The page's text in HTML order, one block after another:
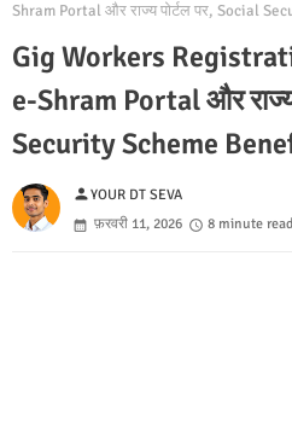
Shram Portal और राज्य पोर्टल पर, Social
Gig Workers
e-Shram Portal और
Security Scheme
personYOUR DT SEVA
फ़रवरी 11, 2026
8 minute read